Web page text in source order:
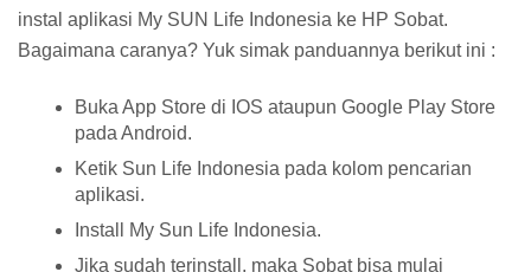
instal aplikasi My SUN Life Indonesia ke HP Sobat.
Bagaimana caranya? Yuk simak panduannya berikut ini :
Buka App Store di IOS ataupun Google Play Store
pada Android.
Ketik Sun Life Indonesia pada kolom pencarian
aplikasi.
Install My Sun Life Indonesia.
Jika sudah terinstall, maka Sobat bisa mulai